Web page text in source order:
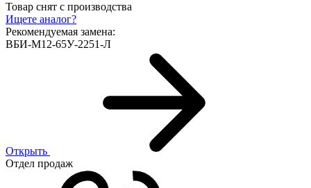
Товар снят с производства
Ищете аналог?
Рекомендуемая замена:
ВБИ-М12-65У-2251-Л
Открыть
Отдел продаж